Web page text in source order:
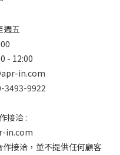
週五
- 12:00
in.com
3493-9922
接洽 :
in.com
接洽，並不提供任何顧客